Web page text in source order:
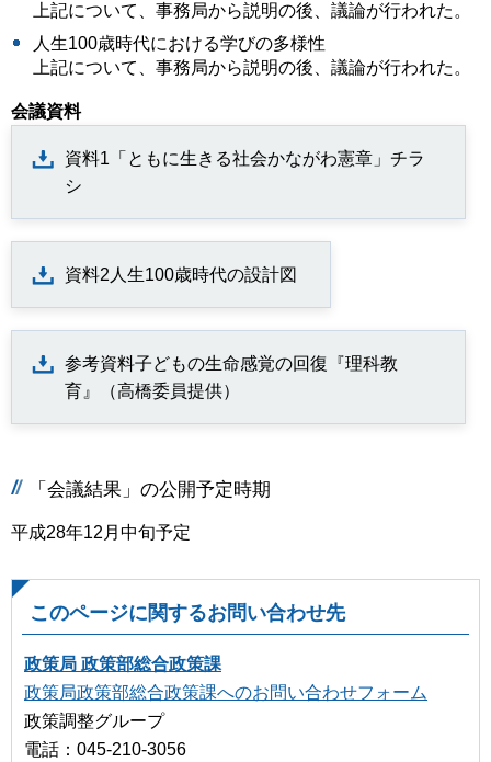
上記について、事務局から説明の後、議論が行われた。
人生100歳時代における学びの多様性
上記について、事務局から説明の後、議論が行われた。
会議資料
資料1「ともに生きる社会かながわ憲章」チラ
シ
資料2人生100歳時代の設計図
参考資料子どもの生命感覚の回復『理科教
育』（高橋委員提供）
「会議結果」の公開予定時期
平成28年12月中旬予定
このページに関するお問い合わせ先
政策局 政策部総合政策課
政策局政策部総合政策課へのお問い合わせフォーム
政策調整グループ
電話：045-210-3056